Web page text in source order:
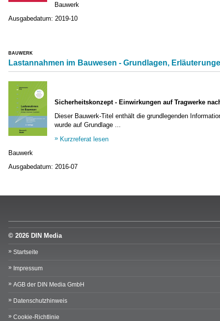
Bauwerk
Ausgabedatum: 2019-10
BAUWERK
Lastannahmen im Bauwesen - Grundlagen,
Sicherheitskonzept - Einwirkungen auf Tragwerke
Dieser Bauwerk-Titel enthält die grundlegenden
wurde auf Grundlage ...
Kurzreferat lesen
Bauwerk
Ausgabedatum: 2016-07
© 2026 DIN Media
Startseite
Impressum
AGB der DIN Media GmbH
Datenschutzhinweis
Cookie-Richtlinie